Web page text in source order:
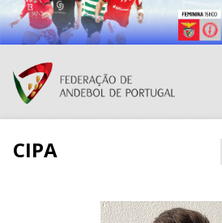
Grátis - Disponivel na Play Store
CIPA